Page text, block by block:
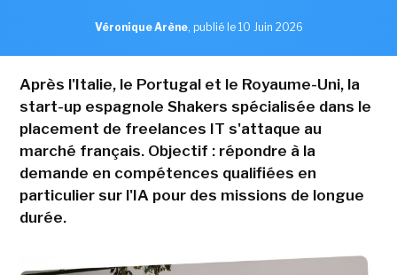
Véronique Arène, publié le 10 Juin 2026
Après l'Italie, le Portugal et le Royaume-Uni, la
start-up espagnole Shakers spécialisée dans le
placement de freelances IT s'attaque au
marché français. Objectif : répondre à la
demande en compétences qualifiées en
particulier sur l'IA pour des missions de longue
durée.